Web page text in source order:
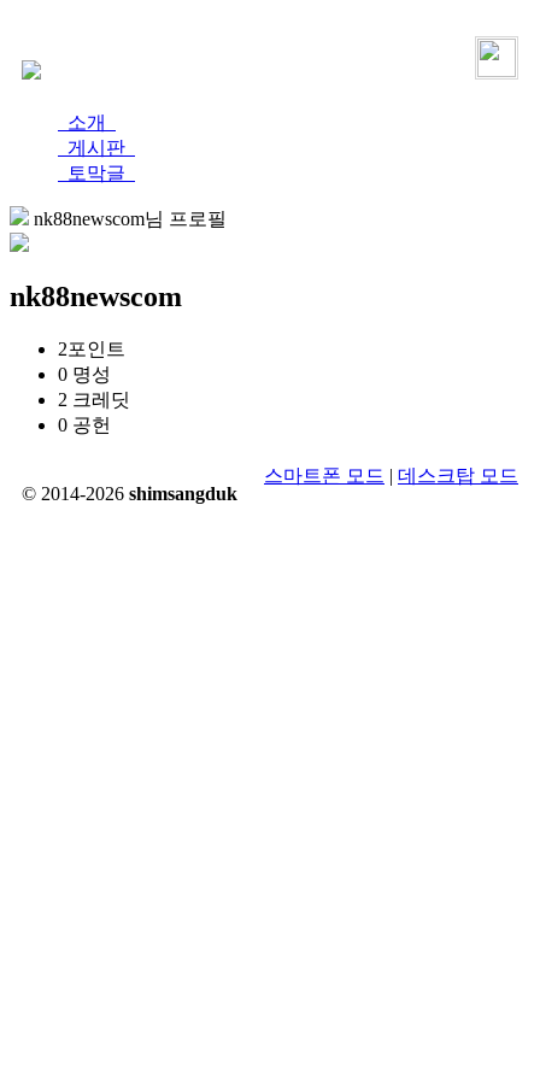
소개
게시판
토막글
nk88newscom님 프로필
nk88newscom
2포인트
0 명성
2 크레딧
0 공헌
© 2014-2026 shimsangduk
스마트폰 모드 | 데스크탑 모드